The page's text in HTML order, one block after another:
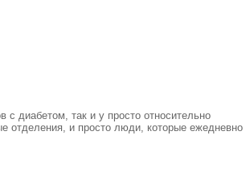
диабетом, так и у просто относительно
отделения, и просто люди, которые ежедневно